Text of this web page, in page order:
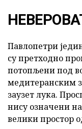
Павлопетри
су претходно
потопљени под
медитеранским
заузет лука.
нису означени
велики простор